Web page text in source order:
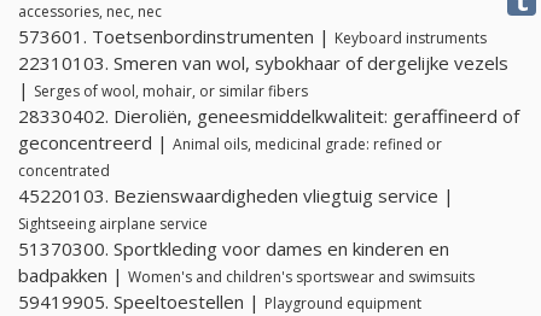
accessories, nec, nec
573601. Toetsenbordinstrumenten | Keyboard instruments
22310103. Smeren van wol, sybokhaar of dergelijke vezels
| Serges of wool, mohair, or similar fibers
28330402. Dieroliën, geneesmiddelkwaliteit: geraffineerd of
geconcentreerd | Animal oils, medicinal grade: refined or
concentrated
45220103. Bezienswaardigheden vliegtuig service |
Sightseeing airplane service
51370300. Sportkleding voor dames en kinderen en
badpakken | Women's and children's sportswear and swimsuits
59419905. Speeltoestellen | Playground equipment